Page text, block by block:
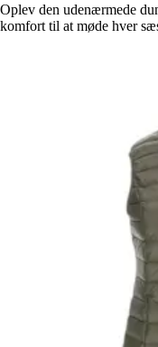
Oplev den udenærmede
komfort til at møde hver